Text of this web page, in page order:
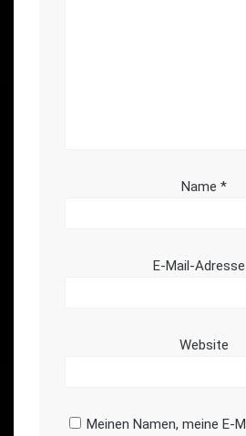
Name *
E-Mail-Adresse
Website
Meinen Namen, meine E-